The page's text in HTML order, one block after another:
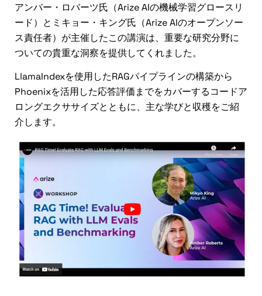
アンバー・ロバーツ氏（Arize AIの機械学習グロースリ
ード）とミキョー・キング氏（Arize AIのオープンソー
ス責任者）が主催したこの講演は、重要な研究分野に
ついての貴重な洞察を提供してくれました。
LlamaIndexを使用したRAGパイプラインの構築から
Phoenixを活用した応答評価までをカバーするコードア
ロングエクササイズとともに、主な学びと収穫をご紹
介します。